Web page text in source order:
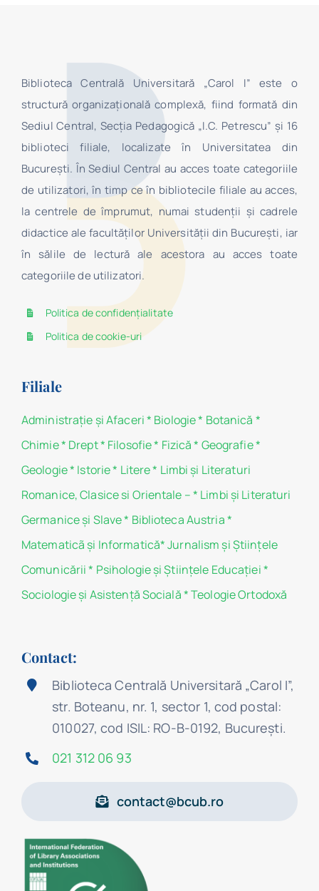
Biblioteca Centrală Universitară „Carol I” este o
structură organizaţională complexă, fiind formată din
Sediul Central, Secţia Pedagogică „I.C. Petrescu” şi 16
biblioteci filiale, localizate în Universitatea din
Bucureşti. În Sediul Central au acces toate categoriile
de utilizatori, în timp ce în bibliotecile filiale au acces,
la centrele de împrumut, numai studenţii şi cadrele
didactice ale facultăților Universității din București, iar
în sălile de lectură ale acestora au acces toate
categoriile de utilizatori.
Politica de confidențialitate
Politica de cookie-uri
Filiale
Administraţie şi Afaceri* Biologie* Botanică *
Chimie* Drept* Filosofie* Fizică * Geografie*
Geologie* Istorie* Litere* Limbi și Literaturi
Romanice, Clasice si Orientale –* Limbi și Literaturi
Germanice şi Slave* Biblioteca Austria*
Matematicã și Informatică*Jurnalism şi Ştiinţele
Comunicării * Psihologie şi Ştiinţele Educaţiei*
Sociologie şi Asistenţă Socială*Teologie Ortodoxă
Contact:
Biblioteca Centrală Universitară „Carol I”,
str. Boteanu, nr. 1, sector 1, cod postal:
010027, cod ISIL: RO-B-0192, Bucureşti.
021 312 06 93
contact@bcub.ro